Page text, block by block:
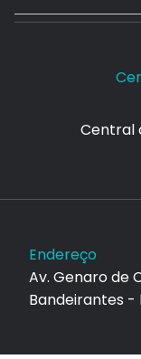
Central
Endereço
Av. Genaro de
Bandeirantes -